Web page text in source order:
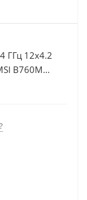
ГГц 12x4.2
B760M
8Гб,